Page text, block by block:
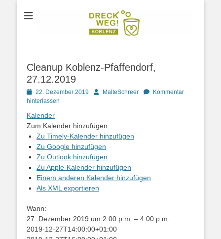
DRECK WEG e.V.
Der Verein für Umweltschutz aus Koblenz
Cleanup Koblenz-Pfaffendorf,
27.12.2019
Posted
on
22. Dezember 2019 AutorMalteSchreer
Kommentar
hinterlassen
Kalender
Zum Kalender hinzufügen
Zu Timely-Kalender hinzufügen
Zu Google hinzufügen
Zu Outlook hinzufügen
Zu Apple-Kalender hinzufügen
Einem anderen Kalender hinzufügen
Als XML exportieren
Wann:
27. Dezember 2019 um 2:00 p.m. – 4:00 p.m.
2019-12-27T14:00:00+01:00